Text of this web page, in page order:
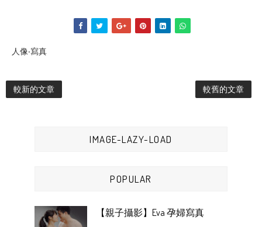
人像‧寫真
較新的文章 較舊的文章
IMAGE-LAZY-LOAD
POPULAR
【親子攝影】Eva 孕婦寫真